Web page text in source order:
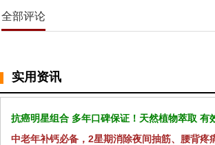
全部评论
实用资讯
抗癌明星组合 多年口碑保证！天然植物萃取 有
中老年补钙必备，2星期消除夜间抽筋、腰背疼